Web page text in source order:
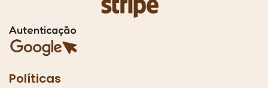
Autenticação
Políticas